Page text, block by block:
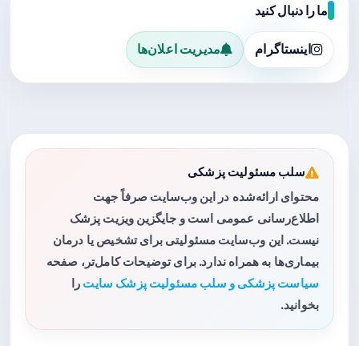
ما را دنبال کنید
اینستاگرام مدیریت اعلان‌ها
سلب مسئولیت پزشکی
محتوای ارائه‌شده در این وب‌سایت صرفاً جهت
اطلاع‌رسانی عمومی است و جایگزین ویزیت پزشک
نیست. این وب‌سایت مسئولیتی برای تشخیص یا درمان
بیماری‌ها به همراه ندارد. برای توضیحات کامل‌تر، صفحه
سیاست پزشکی و سلب مسئولیت پزشک سایت را
بخوانید.